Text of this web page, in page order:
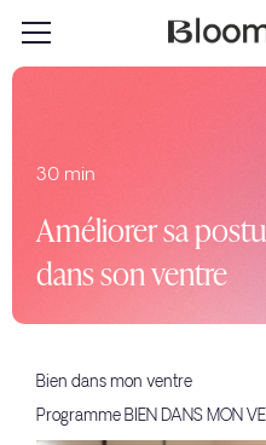
30 min
Améliorer sa
dans son ventre
Bien dans mon ventre
Programme BIEN DANS MON